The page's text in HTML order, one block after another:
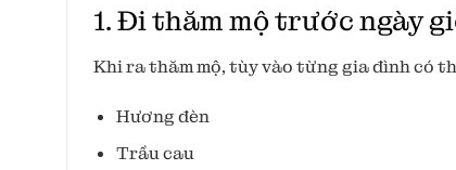
1. Đi thăm mộ trước ngày
Khi ra thăm mộ, tùy vào từng gia đình có
Hương đèn
Trầu cau